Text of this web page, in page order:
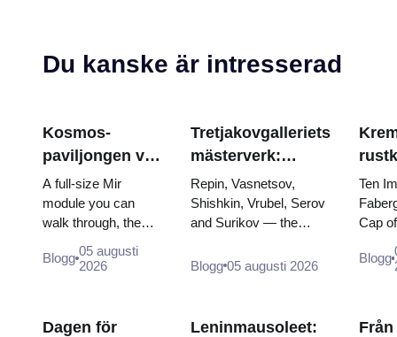
Du kanske är intresserad
Kosmos-
paviljongen vid
VDNKh: Inuti
Rysslands
största
rymdutställning
A full-size Mir
module you can
walk through, the
model, scorched
flight...
Blogg 05 augusti
2026
Tretjakovgalleriets
mästerverk:
målningarna som
är värda att
planera kring
Repin, Vasnetsov,
Shishkin, Vrubel, Serov
and Surikov — the
where they hang, and
Blogg 05 augusti 2026
Ten
Cap
of
Blogg
Dagen för
Leninmausoleet:
Från